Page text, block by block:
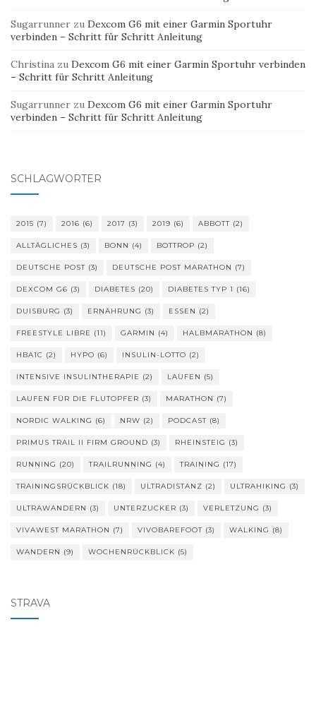
Sugarrunner zu Dexcom G6 mit einer Garmin Sportuhr
verbinden – Schritt für Schritt Anleitung
Christina zu Dexcom G6 mit einer Garmin Sportuhr verbinden
– Schritt für Schritt Anleitung
Sugarrunner zu Dexcom G6 mit einer Garmin Sportuhr
verbinden – Schritt für Schritt Anleitung
SCHLAGWÖRTER
2015 (7) 2016 (6) 2017 (3) 2019 (6) ABBOTT (2)
ALLTÄGLICHES (3) BONN (4) BOTTROP (2)
DEUTSCHE POST (3) DEUTSCHE POST MARATHON (7)
DEXCOM G6 (3) DIABETES (20) DIABETES TYP 1 (16)
DUISBURG (3) ERNÄHRUNG (3) ESSEN (2)
FREESTYLE LIBRE (11) GARMIN (4) HALBMARATHON (8)
HBA1C (2) HYPO (6) INSULIN-LOTTO (2)
INTENSIVE INSULINTHERAPIE (2) LAUFEN (5)
LAUFEN FÜR DIE FLUTOPFER (3) MARATHON (7)
NORDIC WALKING (6) NRW (2) PODCAST (8)
PRIMUS TRAIL II FIRM GROUND (3) RHEINSTEIG (3)
RUNNING (20) TRAILRUNNING (4) TRAINING (17)
TRAININGSRÜCKBLICK (18) ULTRADISTANZ (2) ULTRAHIKING (3)
ULTRAWANDERN (3) UNTERZUCKER (3) VERLETZUNG (3)
VIVAWEST MARATHON (7) VIVOBAREFOOT (3) WALKING (8)
WANDERN (9) WOCHENRÜCKBLICK (5)
STRAVA